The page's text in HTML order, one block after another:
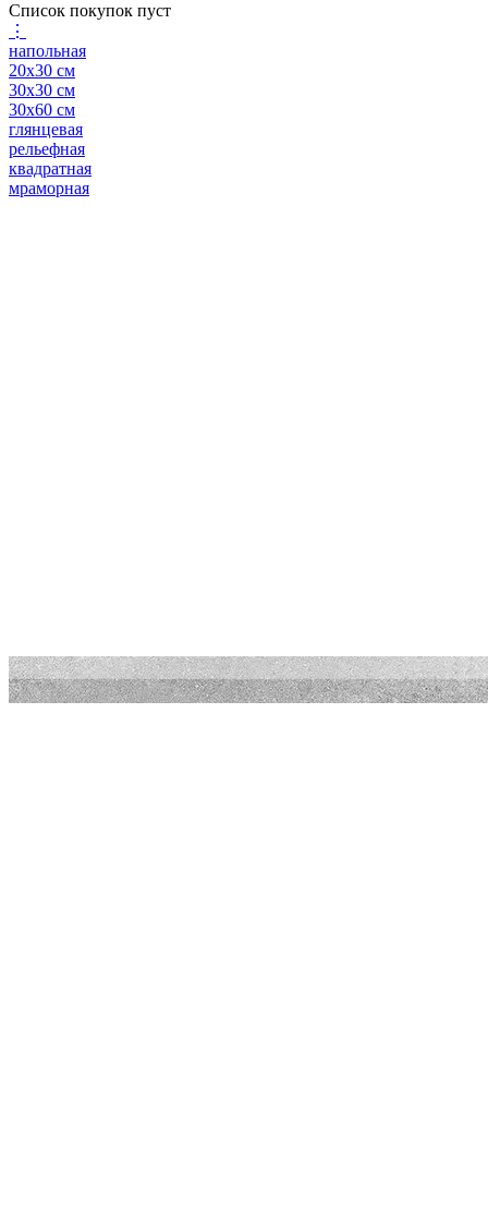
Список покупок пуст
⋮
напольная
20x30 см
30x30 см
30x60 см
глянцевая
рельефная
квадратная
мраморная